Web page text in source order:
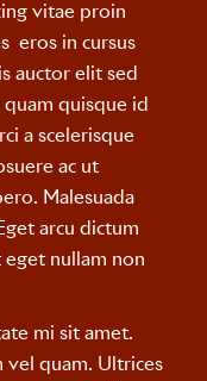
vitae proin
eros in cursus
auctor elit sed
quisque id
a scelerisque
ac ut
Malesuada
arcu dictum
eget nullam non
mi sit amet.
vel quam. Ultrices